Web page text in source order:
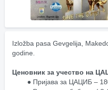
Izložba pasa Gevgelija,
godine.
Ценовник за учество на
Пријава за ЦАЦИБ –